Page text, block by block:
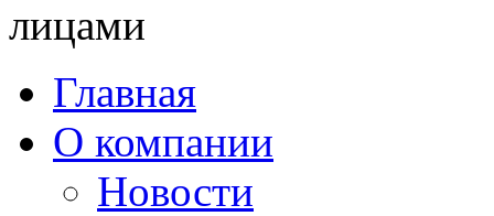
лицами
Главная
О компании
Новости